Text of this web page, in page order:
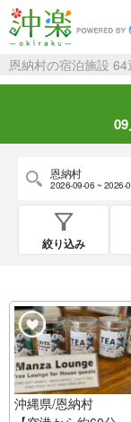
恩納村の宿泊施設
恩納村
2026-09-06 ~ 2026-
絞り込み
沖縄県/恩納村